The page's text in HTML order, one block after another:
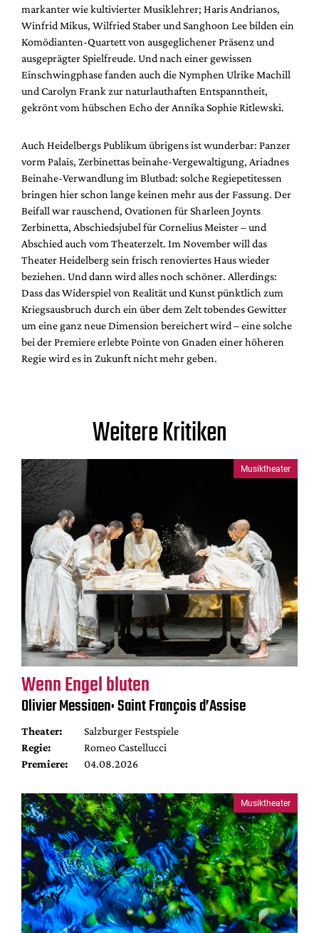
markanter wie kultivierter Musiklehrer; Haris Andrianos,
Winfrid Mikus, Wilfried Staber und Sanghoon Lee bilden ein
Komödianten-Quartett von ausgeglichener Präsenz und
ausgeprägter Spielfreude. Und nach einer gewissen
Einschwingphase fanden auch die Nymphen Ulrike Machill
und Carolyn Frank zur naturlauthaften Entspanntheit,
gekrönt vom hübschen Echo der Annika Sophie Ritlewski.
Auch Heidelbergs Publikum übrigens ist wunderbar: Panzer
vorm Palais, Zerbinettas beinahe-Vergewaltigung, Ariadnes
Beinahe-Verwandlung im Blutbad: solche Regiepetitessen
bringen hier schon lange keinen mehr aus der Fassung. Der
Beifall war rauschend, Ovationen für Sharleen Joynts
Zerbinetta, Abschiedsjubel für Cornelius Meister – und
Abschied auch vom Theaterzelt. Im November will das
Theater Heidelberg sein frisch renoviertes Haus wieder
beziehen. Und dann wird alles noch schöner. Allerdings:
Dass das Widerspiel von Realität und Kunst pünktlich zum
Kriegsausbruch durch ein über dem Zelt tobendes Gewitter
um eine ganz neue Dimension bereichert wird – eine solche
bei der Premiere erlebte Pointe von Gnaden einer höheren
Regie wird es in Zukunft nicht mehr geben.
Weitere Kritiken
Musiktheater
Wenn Engel bluten
Olivier Messiaen: Saint François d’Assise
Theater:
Salzburger Festspiele
Regie:
Romeo Castellucci
Premiere:
04.08.2026
Musiktheater